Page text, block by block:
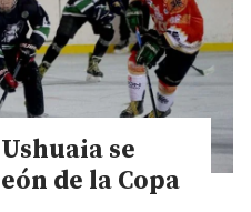
se
de la Copa